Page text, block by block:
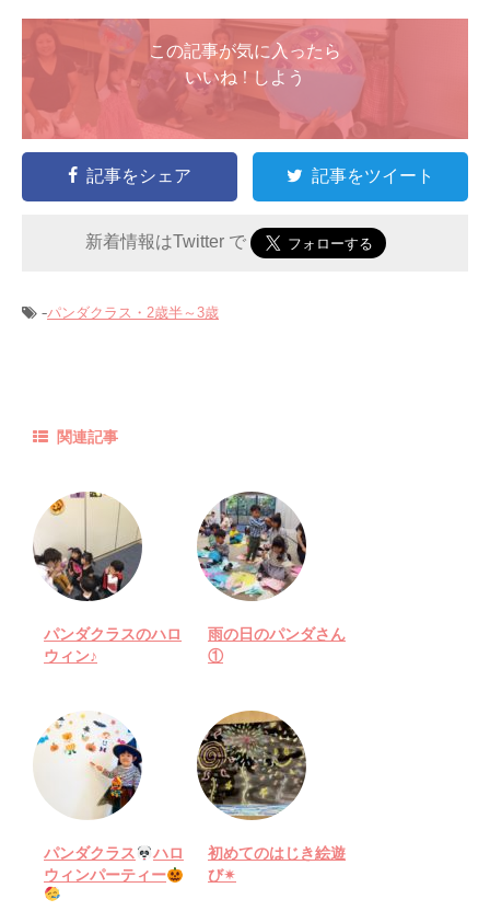
この記事が気に入ったら
いいね ! しよう
記事をシェア 記事をツイート
新着情報はTwitter で
-パンダクラス・2歳半～3歳
関連記事
パンダクラスのハロ
ウィン♪
雨の日のパンダさん
①
パンダクラス
ハロ
ウィンパーティー
初めてのはじき絵遊
び✴︎